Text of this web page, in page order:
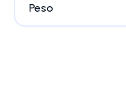
Peso